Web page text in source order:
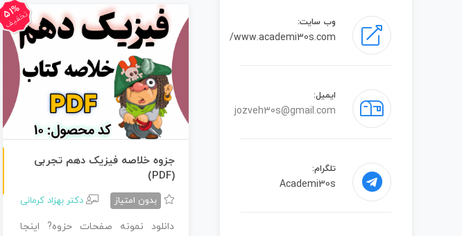
وب سایت:
www.academi30s.com/
ایمیل:
jozveh30s@gmail.com
تلگرام:
Academi30s
51%
تخفیف
جزوه خلاصه فیزیک دهم تجربی
(PDF)
بدون امتیاز دکتر بهزاد کرمانی
دانلود نمونه صفحات حزوه? اینجا